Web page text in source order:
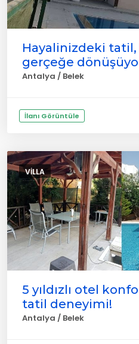
Hayalinizdeki tatil,
gerçeğe
Antalya / Belek
İlanı Görüntüle
VILLA
5 yıldızlı otel
tatil deneyimi!
Antalya / Belek